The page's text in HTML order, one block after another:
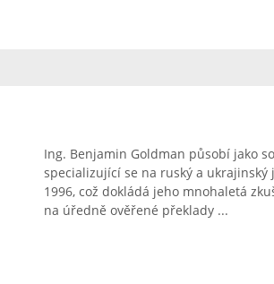
Ing. Benjamin Goldman působí jako
specializující se na ruský a ukrajinský
1996, což dokládá jeho mnohaletá
na úředně ověřené překlady ...